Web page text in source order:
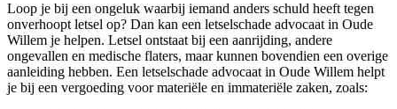
Loop je bij een ongeluk waarbij iemand anders schuld heeft tegen
onverhoopt letsel op? Dan kan een letselschade advocaat in Oude
Willem je helpen. Letsel ontstaat bij een aanrijding, andere
ongevallen en medische flaters, maar kunnen bovendien een overige
aanleiding hebben. Een letselschade advocaat in Oude Willem helpt
je bij een vergoeding voor materiële en immateriële zaken, zoals: